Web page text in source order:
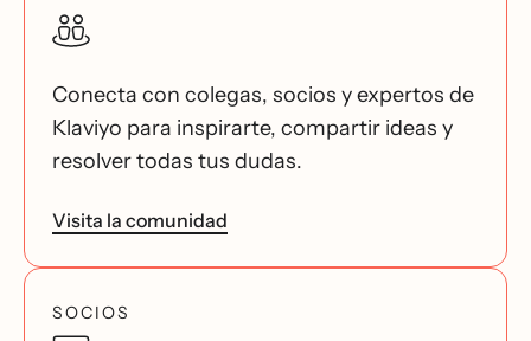
Conecta con colegas, socios y expertos de
Klaviyo para inspirarte, compartir ideas y
resolver todas tus dudas.
Visita la comunidad
SOCIOS